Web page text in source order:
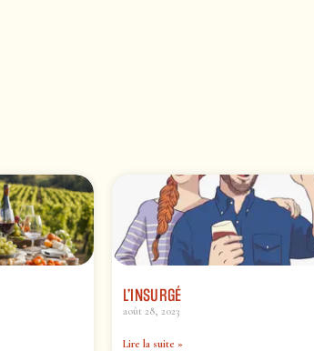
L’INSURGÉ
août 28, 2023
Lire la suite »